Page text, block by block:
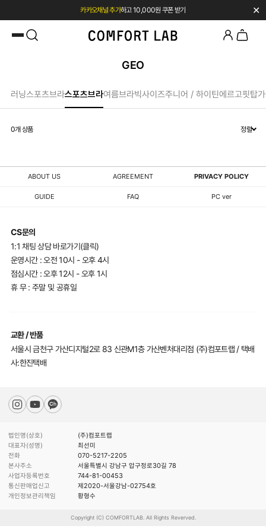
카카오채널 추가하고 10,000원 쿠폰 받기
첫 구매 시 베스트셀러 50% 즉시 할인
✕
GEO
러닝스포츠브라스포츠브라여름브라빅사이즈주니어 / 하이틴에르고핏탑
0개 상품 정렬
ABOUT US AGREEMENT PRIVACY POLICY
GUIDE FAQ PC ver
CS문의
1:1 채팅 상담 바로가기(클릭)
운영시간 : 오전 10시 - 오후 4시
점심시간 : 오후 12시 - 오후 1시
휴 무 : 주말 및 공휴일
교환 / 반품
서울시 금천구 가산디지털2로 83 신관M1층 가산벤처대리점 (주)컴포트랩 / 택배
사:한진택배
법인명(상호)
(주)컴포트랩
대표자(성명)
최선미
전화
070-5217-2205
본사주소
서울특별시 강남구 압구정로30길 78
사업자등록번호
744-81-00453
통신판매업신고
제2020-서울강남-02754호
개인정보관리책임
황형수
Copyright (C) COMFORTLAB. All Rights Reverved.